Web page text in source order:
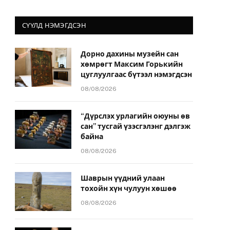
СҮҮЛД НЭМЭГДСЭН
Дорно дахины музейн сан
хөмрөгт Максим Горькийн
цуглуулгаас бүтээл нэмэгдсэн
08/08/2026
“Дүрслэх урлагийн оюуны өв
сан” тусгай үзэсгэлэнг дэлгэж
байна
08/08/2026
Шаврын үүдний улаан
тохойн хүн чулуун хөшөө
08/08/2026